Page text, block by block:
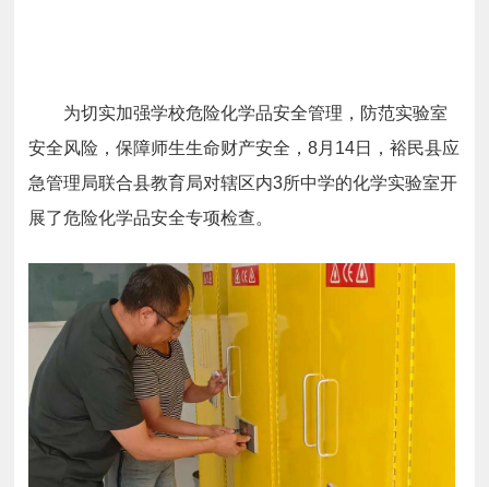
为切实加强学校危险化学品安全管理，防范实验室
安全风险，保障师生生命财产安全，8月14日，裕民县应
急管理局联合县教育局对辖区内3所中学的化学实验室开
展了危险化学品安全专项检查。